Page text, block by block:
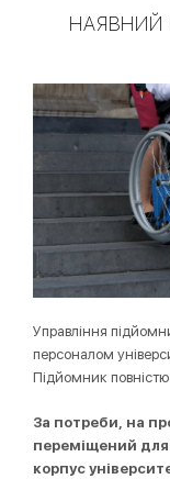
НАЯВНИЙ
Управління
персоналом
Підйомник повністю
За потреби, на
переміщений
корпус